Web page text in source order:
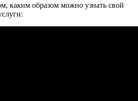
каким образом можно узнать свой